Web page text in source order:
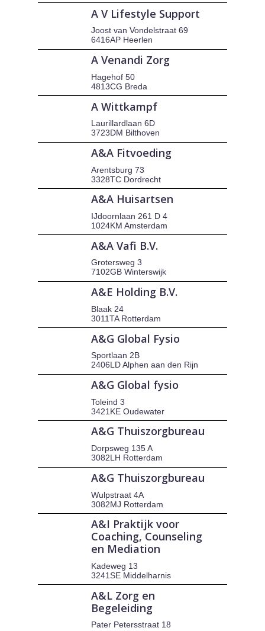
A V Lifestyle Support
Joost van Vondelstraat 69
6416AP Heerlen
A Venandi Zorg
Hagehof 50
4813CG Breda
A Wittkampf
Laurillardlaan 6D
3723DM Bilthoven
A&A Fitvoeding
Arentsburg 73
3328TC Dordrecht
A&A Huisartsen
IJdoornlaan 261 D 4
1024KM Amsterdam
A&A Vafi B.V.
Grotersweg 3
7102GB Winterswijk
A&E Holding B.V.
Blaak 24
3011TA Rotterdam
A&G Global Fysio
Sportlaan 2B
2406LD Alphen aan den Rijn
A&G Global fysio
Toleind 3
3421KE Oudewater
A&G Thuiszorgbureau
Dorpsweg 135 A
3082LH Rotterdam
A&G Thuiszorgbureau
Wulpstraat 4A
3082MJ Rotterdam
A&I Praktijk voor
Coaching, Counseling
en Mediation
Kadeweg 13
3241SE Middelharnis
A&L Zorg en
Begeleiding
Pater Petersstraat 18